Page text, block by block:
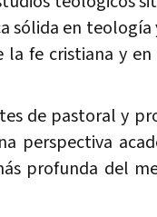
sólida en teología
la fe cristiana y
de pastoral y
perspectiva
profunda del